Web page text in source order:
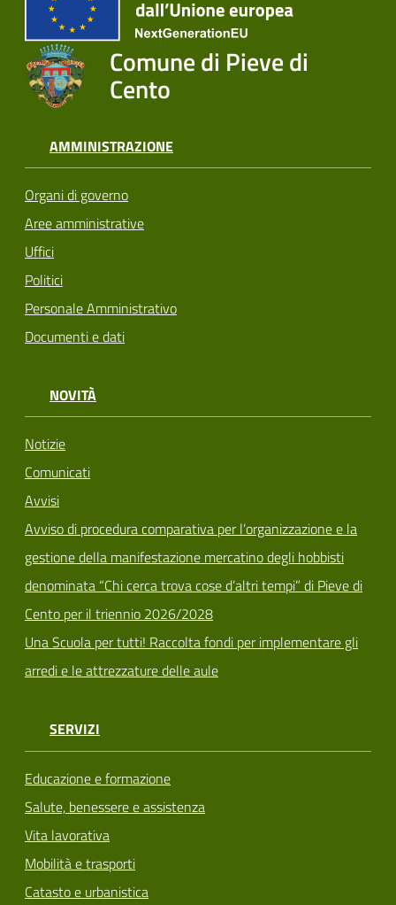
Comune di Pieve di
Cento
AMMINISTRAZIONE
Organi di governo
Aree amministrative
Uffici
Politici
Personale Amministrativo
Documenti e dati
NOVITÀ
Notizie
Comunicati
Avvisi
Avviso di procedura comparativa per l’organizzazione e la
gestione della manifestazione mercatino degli hobbisti
denominata “Chi cerca trova cose d’altri tempi” di Pieve di
Cento per il triennio 2026/2028
Una Scuola per tutti! Raccolta fondi per implementare gli
arredi e le attrezzature delle aule
SERVIZI
Educazione e formazione
Salute, benessere e assistenza
Vita lavorativa
Mobilità e trasporti
Catasto e urbanistica